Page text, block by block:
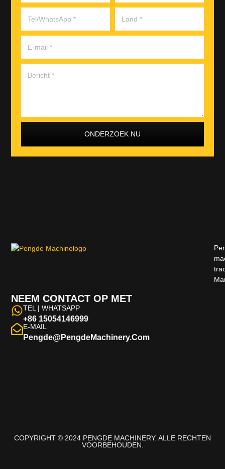
ONDERZOEK NU
NEEM CONTACT OP MET
TEL | WHATSAPP
+86 15054146999
E-MAIL
Pengde@pengdeMachinery.com
COPYRIGHT © 2024 PENGDE MACHINERY. ALLE RECHTEN
VOORBEHOUDEN.